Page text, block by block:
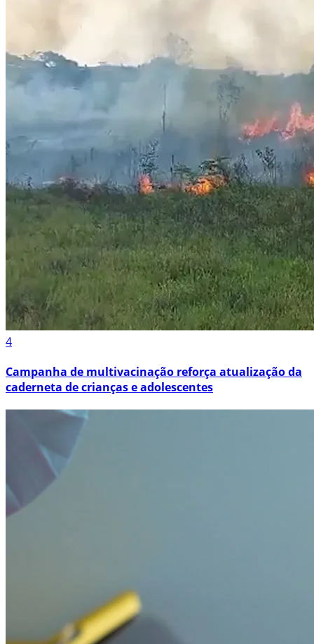
4
Campanha de multivacinação reforça atualização da
caderneta de crianças e adolescentes